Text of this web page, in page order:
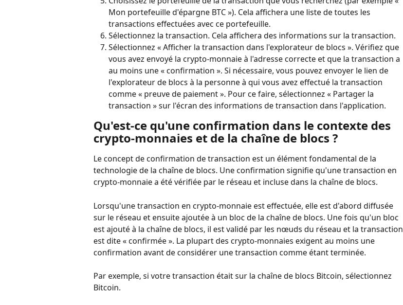
Mon portefeuille d'épargne BTC »). Cela affichera une liste de toutes les
transactions effectuées avec ce portefeuille.
Sélectionnez la transaction. Cela affichera des informations sur la transaction.
Sélectionnez « Afficher la transaction dans l'explorateur de blocs ». Vérifiez que
vous avez envoyé la crypto-monnaie à l'adresse correcte et que la transaction a
au moins une « confirmation ». Si nécessaire, vous pouvez envoyer le lien de
l'explorateur de blocs à la personne à qui vous avez effectué la transaction
comme « preuve de paiement ». Pour ce faire, sélectionnez « Partager la
transaction » sur l'écran des informations de transaction dans l'application.
Qu'est-ce qu'une confirmation dans le contexte des
crypto-monnaies et de la chaîne de blocs ?
Le concept de confirmation de transaction est un élément fondamental de la
technologie de la chaîne de blocs. Une confirmation signifie qu'une transaction en
crypto-monnaie a été vérifiée par le réseau et incluse dans la chaîne de blocs.
Lorsqu'une transaction en crypto-monnaie est effectuée, elle est d'abord diffusée
sur le réseau et ensuite ajoutée à un bloc de la chaîne de blocs. Une fois qu'un bloc
est ajouté à la chaîne de blocs, il est validé par les nœuds du réseau et la transaction
est dite « confirmée ». La plupart des crypto-monnaies exigent au moins une
confirmation avant de considérer une transaction comme étant terminée.
Par exemple, si votre transaction était sur la chaîne de blocs Bitcoin, sélectionnez
Bitcoin.